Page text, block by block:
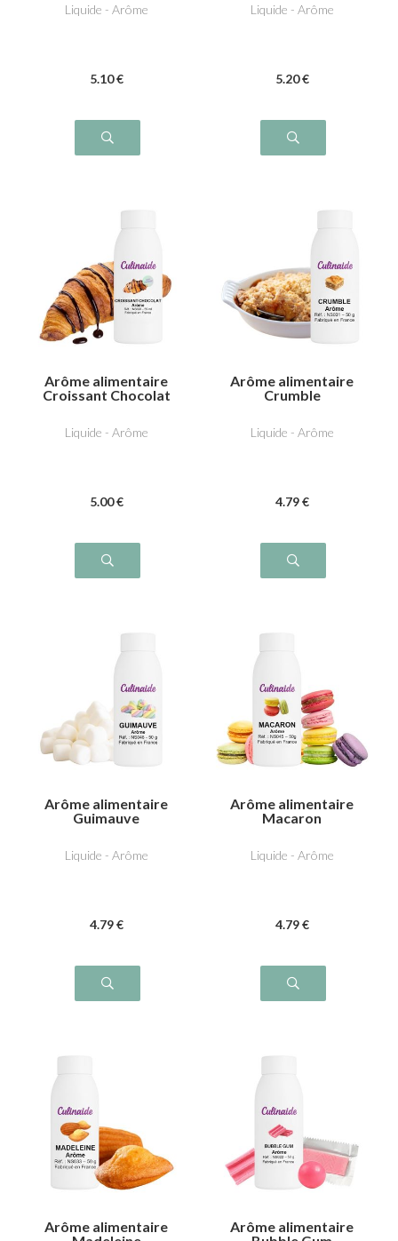
Liquide - Arôme
5.10 €
Liquide - Arôme
5.20 €
Arôme alimentaire
Croissant Chocolat
Liquide - Arôme
5.00 €
Arôme alimentaire
Crumble
Liquide - Arôme
4.79 €
Arôme alimentaire
Guimauve
Liquide - Arôme
4.79 €
Arôme alimentaire
Macaron
Liquide - Arôme
4.79 €
Arôme alimentaire
Arôme alimentaire